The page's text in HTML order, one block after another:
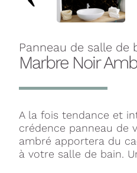
Panneau de salle de
Marbre Noir
A la fois tendance et
crédence panneau de
ambré apportera du
à votre salle de bain.